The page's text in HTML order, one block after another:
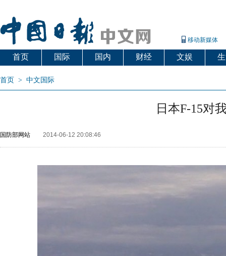
移动新媒体
首页 国际 国内 财经 文娱
首页 > 中文国际
日本F-15对
国防部网站 2014-06-12 20:08:46